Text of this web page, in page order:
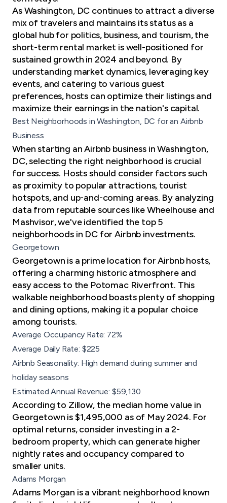
As Washington, DC continues to attract a diverse
mix of travelers and maintains its status as a
global hub for politics, business, and tourism, the
short-term rental market is well-positioned for
sustained growth in 2024 and beyond. By
understanding market dynamics, leveraging key
events, and catering to various guest
preferences, hosts can optimize their listings and
maximize their earnings in the nation's capital.
Best Neighborhoods in Washington, DC for an Airbnb
Business
When starting an Airbnb business in Washington,
DC, selecting the right neighborhood is crucial
for success. Hosts should consider factors such
as proximity to popular attractions, tourist
hotspots, and up-and-coming areas. By analyzing
data from reputable sources like Wheelhouse and
Mashvisor, we've identified the top 5
neighborhoods in DC for Airbnb investments.
Georgetown
Georgetown is a prime location for Airbnb hosts,
offering a charming historic atmosphere and
easy access to the Potomac Riverfront. This
walkable neighborhood boasts plenty of shopping
and dining options, making it a popular choice
among tourists.
Average Occupancy Rate: 72%
Average Daily Rate: $225
Airbnb Seasonality: High demand during summer and
holiday seasons
Estimated Annual Revenue: $59,130
According to Zillow, the median home value in
Georgetown is $1,495,000 as of May 2024. For
optimal returns, consider investing in a 2-
bedroom property, which can generate higher
nightly rates and occupancy compared to
smaller units.
Adams Morgan
Adams Morgan is a vibrant neighborhood known